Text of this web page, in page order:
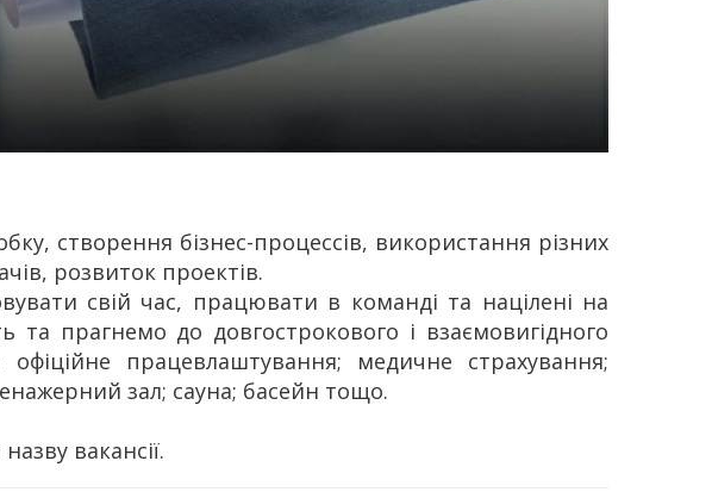
створення бізнес-процессів, використання різних
розвиток проектів.
свій час, працювати в команді та націлені на
та прагнемо до довгострокового і взаємовигідного
працевлаштування; медичне страхування;
зал; сауна; басейн тощо.
вакансії.